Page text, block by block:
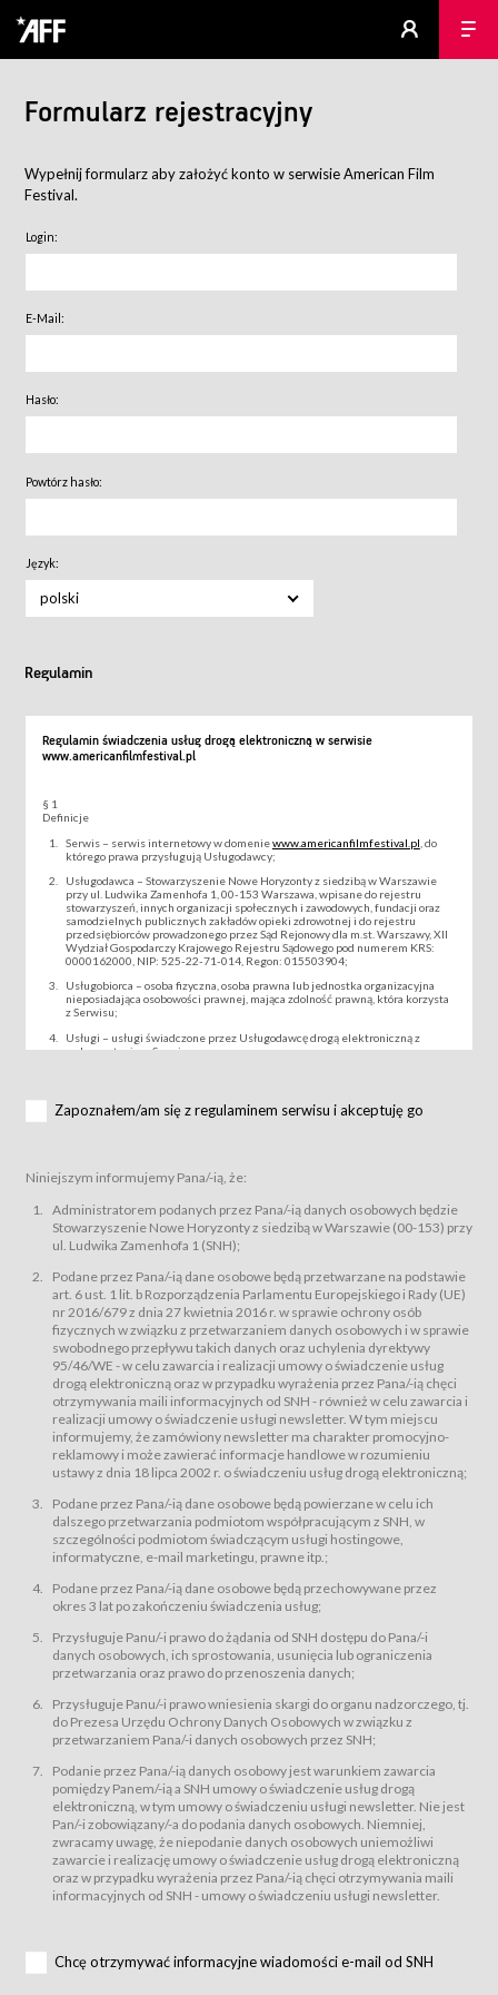
Formularz rejestracyjny
Wypełnij formularz aby założyć konto w serwisie American Film
Festival.
Login:
E-Mail:
Hasło:
Powtórz hasło:
Język:
polski
Regulamin
Regulamin świadczenia usług drogą elektroniczną w serwisie
www.americanfilmfestival.pl
§ 1
Definicje
Serwis – serwis internetowy w domeniewww.americanfilmfestival.pl , do
którego prawa przysługują Usługodawcy;
Usługodawca – Stowarzyszenie Nowe Horyzonty z siedzibą w Warszawie
przy ul. Ludwika Zamenhofa 1, 00-153 Warszawa, wpisane do rejestru
stowarzyszeń, innych organizacji społecznych i zawodowych, fundacji oraz
samodzielnych publicznych zakładów opieki zdrowotnej i do rejestru
przedsiębiorców prowadzonego przez Sąd Rejonowy dla m.st. Warszawy, XII
Wydział Gospodarczy Krajowego Rejestru Sądowego pod numerem KRS:
0000162000, NIP: 525-22-71-014, Regon: 015503904;
Usługobiorca – osoba fizyczna, osoba prawna lub jednostka organizacyjna
nieposiadająca osobowości prawnej, mająca zdolność prawną, która korzysta
z Serwisu;
Usługi – usługi świadczone przez Usługodawcę drogą elektroniczną z
wykorzystaniem Serwisu;
za pośrednictwem Serwisu;
podmiotom z branży mediów i filmowej (Akredytacje);
Bilety – wybrane dokumenty potwierdzające zawarcie umowy z
Usługodawcą i uprawniające do wzięcia udziału w Wydarzeniu,
przewidziane przez Usługodawcę dla danego Wydarzenia, tj. uprawniające
do uczestnictwa w wielu albo w pojedynczych seansach filmowych,
Sklep – sklep internetowy prowadzony przez Usługodawcę w Serwisie;
Regulamin – niniejszy regulamin.
§ 2
Postanowienia ogólne
Regulamin określa zasady:
świadczenia Usługobiorcom Usług przez Usługodawcę, z
zastrzeżeniem usług, o których mowa w ust. 2 pkt. 4 i 5 poniżej, których
zasady świadczenia precyzują odrębne regulaminy,
przetwarzania przez Usługodawcę danych osobowych Usługobiorców
będących osobami fizycznymi.
świadczy Usługi drogą elektroniczną w rozumieniu ustawy z dnia 18 lipca
2002 r. o świadczeniu usług drogą elektroniczną (Dz.U. z 2002 r., Nr 144, poz.
1204, z późń. zm.). Usługi świadczone są nieodpłatnie.
usługę przeglądania i odczytywania przez Usługobiorców materiałów
zamieszczanych w Serwisie,
usługę utrzymywania konta użytkownika w Serwisie,
usługę newsletter,
usługę zawierania na odległość umów nabycia Karnetów i Biletów,
usługę zawierania na odległość umów sprzedaży w Sklepie.
dnia 18 lipca 2002 r. o świadczeniu usług drogą elektroniczną (Dz.U. z 2002
r., Nr 144, poz. 1204, z późń. zm.). Usługi świadczone są nieodpłatnie.
Na zasadach określonych w Regulaminie dostęp do Serwisu jest otwarty dla
Usługobiorca przed rozpoczęciem korzystania z Serwisu jest zobowiązany
zapoznać się z Regulaminem. Założenie konta w Serwisie oraz zamówienie
usługi newsletter za pośrednictwem przeznaczonego do tego formularza
zamieszczonego na stronach Serwisu dostępnych dla wszystkich
Usługobiorców wymaga akceptacji postanowień Regulaminu.
Usługobiorca zobowiązany jest do przestrzegania postanowień Regulaminu
od chwili rozpoczęcia korzystania z Serwisu.
Regulamin jest udostępniony Usługobiorcom nieodpłatnie za
Warunki techniczne korzystania z Usług
Zapoznałem/am się z regulaminem serwisu i akceptuję go
Niniejszym informujemy Pana/-ią, że:
Administratorem podanych przez Pana/-ią danych osobowych będzie
Stowarzyszenie Nowe Horyzonty z siedzibą w Warszawie (00-153) przy
ul. Ludwika Zamenhofa 1 (SNH);
Podane przez Pana/-ią dane osobowe będą przetwarzane na podstawie
art. 6 ust. 1 lit. b Rozporządzenia Parlamentu Europejskiego i Rady (UE)
nr 2016/679 z dnia 27 kwietnia 2016 r. w sprawie ochrony osób
fizycznych w związku z przetwarzaniem danych osobowych i w sprawie
swobodnego przepływu takich danych oraz uchylenia dyrektywy
95/46/WE - w celu zawarcia i realizacji umowy o świadczenie usług
drogą elektroniczną oraz w przypadku wyrażenia przez Pana/-ią chęci
otrzymywania maili informacyjnych od SNH - również w celu zawarcia i
realizacji umowy o świadczenie usługi newsletter. W tym miejscu
informujemy, że zamówiony newsletter ma charakter promocyjno-
reklamowy i może zawierać informacje handlowe w rozumieniu
ustawy z dnia 18 lipca 2002 r. o świadczeniu usług drogą elektroniczną;
Podane przez Pana/-ią dane osobowe będą powierzane w celu ich
dalszego przetwarzania podmiotom współpracującym z SNH, w
szczególności podmiotom świadczącym usługi hostingowe,
informatyczne, e-mail marketingu, prawne itp.;
Podane przez Pana/-ią dane osobowe będą przechowywane przez
okres 3 lat po zakończeniu świadczenia usług;
Przysługuje Panu/-i prawo do żądania od SNH dostępu do Pana/-i
danych osobowych, ich sprostowania, usunięcia lub ograniczenia
przetwarzania oraz prawo do przenoszenia danych;
Przysługuje Panu/-i prawo wniesienia skargi do organu nadzorczego, tj.
do Prezesa Urzędu Ochrony Danych Osobowych w związku z
przetwarzaniem Pana/-i danych osobowych przez SNH;
Podanie przez Pana/-ią danych osobowy jest warunkiem zawarcia
pomiędzy Panem/-ią a SNH umowy o świadczenie usług drogą
elektroniczną, w tym umowy o świadczeniu usługi newsletter. Nie jest
Pan/-i zobowiązany/-a do podania danych osobowych. Niemniej,
zwracamy uwagę, że niepodanie danych osobowych uniemożliwi
zawarcie i realizację umowy o świadczenie usług drogą elektroniczną
oraz w przypadku wyrażenia przez Pana/-ią chęci otrzymywania maili
informacyjnych od SNH - umowy o świadczeniu usługi newsletter.
Chcę otrzymywać informacyjne wiadomości e-mail od SNH